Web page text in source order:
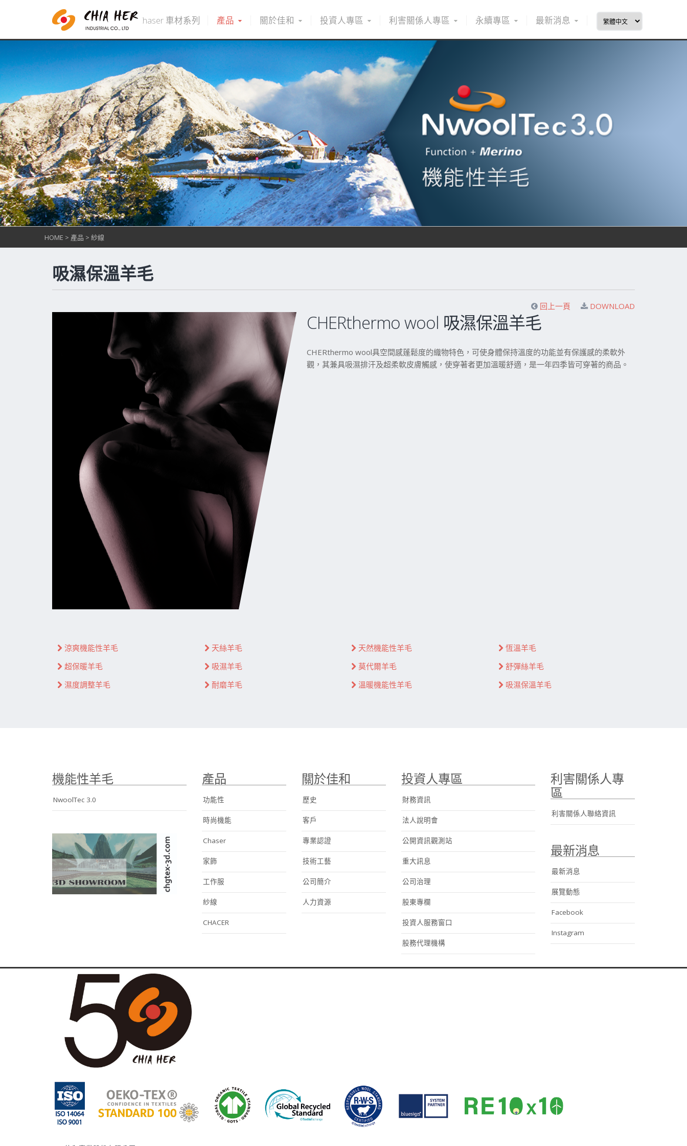
Chaser 車材系列 產品 關於佳和 投資人專區 利害關係人專區 永續專區 最新消息
HOME > 產品 > 紗線
吸濕保溫羊毛
回上一頁 DOWNLOAD
CHERthermo wool 吸濕保溫羊毛
CHERthermo wool具空間感蓬鬆度的織物特色，可使身體保持溫度的功能並有保護感的柔軟外
觀，其兼具吸濕排汗及超柔軟皮膚觸感，使穿著者更加溫暖舒適，是一年四季皆可穿著的商品。
涼爽機能性羊毛 天絲羊毛 天然機能性羊毛
恆溫羊毛
超保暖羊毛
吸濕羊毛 莫代爾羊毛
舒彈絲羊毛
濕度調整羊毛
耐磨羊毛 溫暖機能性羊毛 吸濕保溫羊毛
機能性羊毛
NwoolTec 3.0
產品
功能性
時尚機能
Chaser
家飾
工作服
紗線
CHACER
關於佳和
歷史
客戶
專業認證
技術工藝
公司簡介
人力資源
投資人專區
財務資訊
法人說明會
公開資訊觀測站
重大訊息
公司治理
股東專欄
投資人服務窗口
股務代理機構
利害關係人專
區
利害關係人聯絡資訊
最新消息
最新消息
展覽動態
Facebook
Instagram